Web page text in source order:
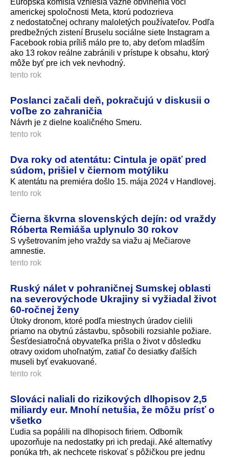
Európska komisia vzniesla vážne obvinenia voči
americkej spoločnosti Meta, ktorú podozrieva
z nedostatočnej ochrany maloletých používateľov. Podľa
predbežných zistení Bruselu sociálne siete Instagram a
Facebook robia príliš málo pre to, aby deťom mladším
ako 13 rokov reálne zabránili v prístupe k obsahu, ktorý
môže byť pre ich vek nevhodný.
tento rok
Poslanci začali deň, pokračujú v diskusii o
voľbe zo zahraničia
Návrh je z dielne koaličného Smeru.
tento rok
Dva roky od atentátu: Cintula je opäť pred
súdom, prišiel v čiernom motýliku
K atentátu na premiéra došlo 15. mája 2024 v Handlovej.
tento rok
Čierna škvrna slovenských dejín: od vraždy
Róberta Remiáša uplynulo 30 rokov
S vyšetrovaním jeho vraždy sa viažu aj Mečiarove
amnestie.
tento rok
Ruský nálet v pohraničnej Sumskej oblasti
na severovýchode Ukrajiny si vyžiadal život
60-ročnej ženy
Útoky dronom, ktoré podľa miestnych úradov cielili
priamo na obytnú zástavbu, spôsobili rozsiahle požiare.
Šesťdesiatročná obyvateľka prišla o život v dôsledku
otravy oxidom uhoľnatým, zatiaľ čo desiatky ďalších
museli byť evakuované.
tento rok
Slováci naliali do rizikových dlhopisov 2,5
miliardy eur. Mnohí netušia, že môžu prísť o
všetko
Ľudia sa popálili na dlhopisoch firiem. Odborník
upozorňuje na nedostatky pri ich predaji. Aké alternatívy
ponúka trh, ak nechcete riskovať s pôžičkou pre jednu